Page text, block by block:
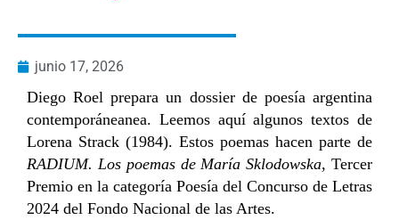
junio 17, 2026
Diego Roel prepara un dossier de poesía argentina
contemporáneanea. Leemos aquí algunos textos de
Lorena Strack (1984). Estos poemas hacen parte de
RADIUM. Los poemas de María Sklodowska, Tercer
Premio en la categoría Poesía del Concurso de Letras
2024 del Fondo Nacional de las Artes.